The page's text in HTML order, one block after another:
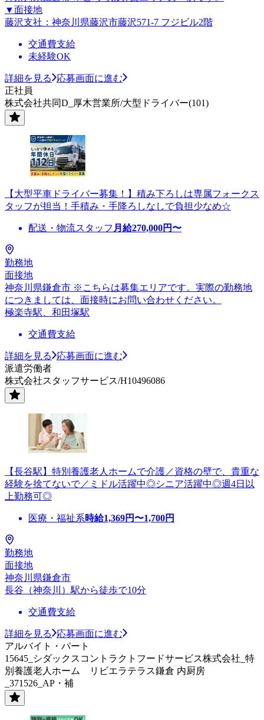
▼面接地
藤沢支社：神奈川県藤沢市藤沢571-7 フジビル2階
交通費支給
未経験OK
詳細を見る
応募画面に進む
正社員
株式会社共同D_厚木営業所/大型ドライバー(101)
【大型平車ドライバー募集！】積み下ろしは専属フォークス
タッフが担当！手積み・手降ろしなしで負担少なめ☆
配送・物流スタッフ 月給270,000円〜
勤務地
面接地
神奈川県鎌倉市 ※こちらは募集エリアです。実際の勤務地
につきましては、面接時にお問い合わせください。
極楽寺駅、和田塚駅
交通費支給
詳細を見る
応募画面に進む
派遣労働者
株式会社スタッフサービス/H10496086
【長谷駅】特別養護老人ホームで介護／資格の壁で、貴重な
経験を捨てないで／ミドル活躍中◎シニア活躍中◎週4日以
上勤務可◎
医療・福祉系時給1,369円〜1,700円
勤務地
面接地
神奈川県鎌倉市
長谷（神奈川）駅から徒歩で10分
交通費支給
詳細を見る
応募画面に進む
アルバイト・パート
15645_シダックスコントラクトフードサービス株式会社_特
別養護老人ホーム リビエラテラス鎌倉 内厨房
_371526_AP・補